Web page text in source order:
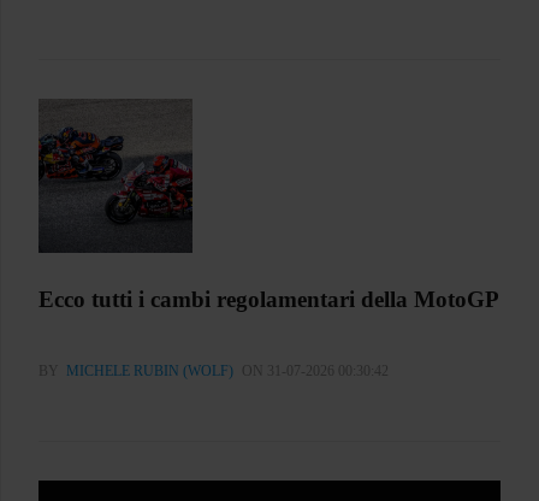
Ecco tutti i cambi regolamentari della MotoGP
BY MICHELE RUBIN (WOLF) ON 31-07-2026 00:30:42